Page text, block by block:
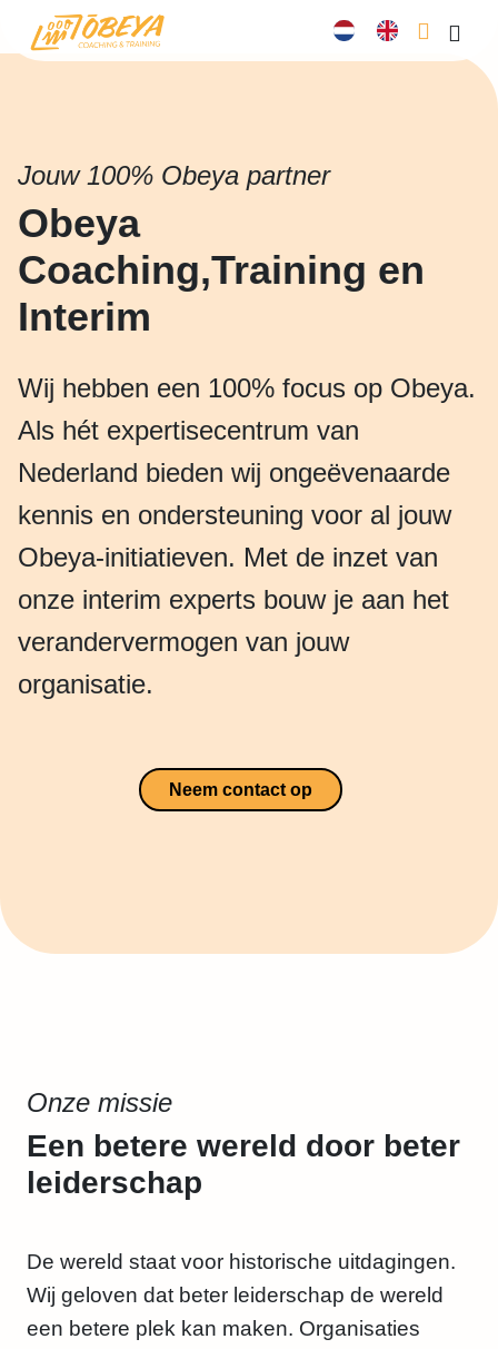
Cart
Menu
Jouw 100% Obeya partner
Obeya
Coaching,Training en
Interim
Wij hebben een 100% focus op Obeya.
Als hét expertisecentrum van
Nederland bieden wij ongeëvenaarde
kennis en ondersteuning voor al jouw
Obeya-initiatieven. Met de inzet van
onze interim experts bouw je aan het
verandervermogen van jouw
organisatie.
Neem contact op
Onze missie
Een betere wereld door beter
leiderschap
De wereld staat voor historische uitdagingen.
Wij geloven dat beter leiderschap de wereld
een betere plek kan maken. Organisaties